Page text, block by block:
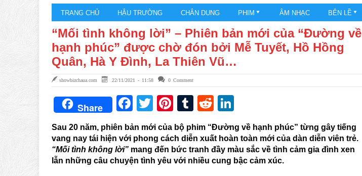
TRANG CHỦ HẬU TRƯỜNG CHÂN DUNG PHIM ÂM NHẠC BÊN LỀ
“Mối tình không lời” – Phiên bản mới của “Đường về
hạnh phúc” được chờ đón bởi Mễ Tuyết, Hồ Hồng
Quân, Hà Y Đình, La Thiên Vũ…
showbizchaua.com 22/11/2021 - 11:58 0 Comment
Share Facebook
TwitterPinterest
TumblrReddit
Sau 20 năm, phiên bản mới của bộ phim “Đường về hạnh phúc” từng gây tiếng
vang nay tái hiện với phong cách diễn xuất hoàn toàn mới của dàn diễn viên trẻ.
“Mối tình không lời” mang đến bức tranh đầy màu sắc về tình cảm gia đình xen
lẫn những câu chuyện tình yêu với nhiều cung bậc cảm xúc.